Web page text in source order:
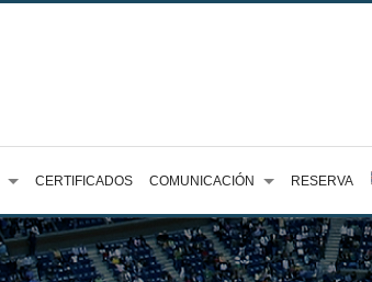
CERTIFICADOS COMUNICACIÓN RESERVA